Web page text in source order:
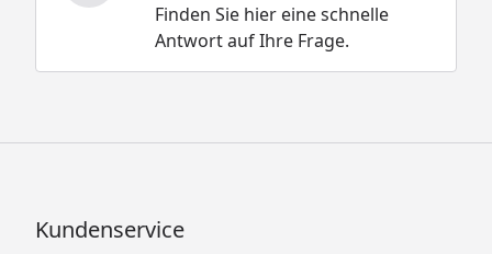
Finden Sie hier eine schnelle
Antwort auf Ihre Frage.
Kundenservice